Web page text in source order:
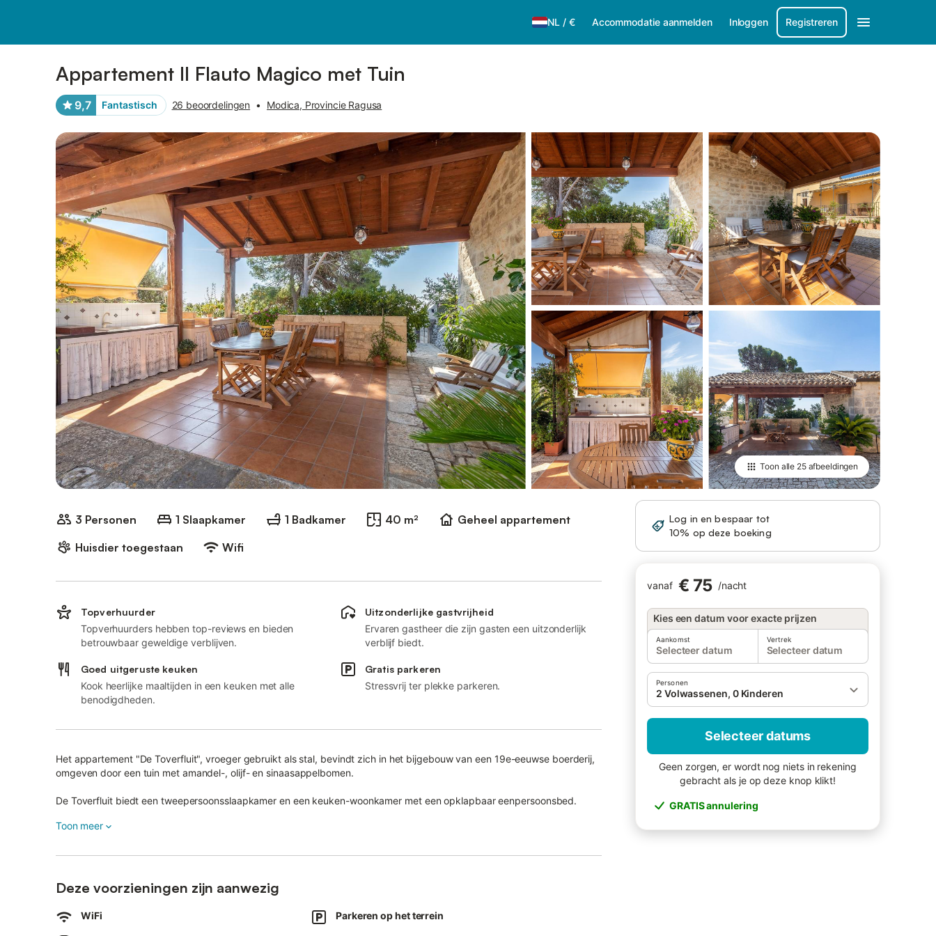
NL / € Accommodatie aanmelden Inloggen Registreren
Appartement Il Flauto Magico met Tuin
9,7 Fantastisch 26 beoordelingen • Modica, Provincie Ragusa
Toon alle 25 afbeeldingen
3 Personen 1 Slaapkamer 1 Badkamer 40 m²
Geheel appartement
Huisdier toegestaan
Wifi
Log in en bespaar tot
10% op deze boeking
vanaf € 75 /nacht
Kies een datum voor exacte prijzen
Aankomst
Selecteer datum
Vertrek
Selecteer datum
Personen
2 Volwassenen, 0 Kinderen
Selecteer datums
Geen zorgen, er wordt nog niets in rekening
gebracht als je op deze knop klikt!
GRATIS annulering
Topverhuurder
Topverhuurders hebben top-reviews en bieden
betrouwbaar geweldige verblijven.
Uitzonderlijke gastvrijheid
Ervaren gastheer die zijn gasten een uitzonderlijk
verblijf biedt.
Goed uitgeruste keuken
Kook heerlijke maaltijden in een keuken met alle
benodigdheden.
Gratis parkeren
Stressvrij ter plekke parkeren.
Het appartement "De Toverfluit", vroeger gebruikt als stal, bevindt zich in het bijgebouw van een 19e-eeuwse boerderij,
omgeven door een tuin met amandel-, olijf- en sinaasappelbomen.
De Toverfluit biedt een tweepersoonsslaapkamer en een keuken-woonkamer met een opklapbaar eenpersoonsbed.
Volledig uitgeruste keuken, tv, gratis WiFi en privéparkeergelegenheid op het terrein.
seizoen buiten kunt ontbijten, maar ook een maaltijd kunt bereiden als je de drukte van de stad wilt ontvluchten en de
Toon meer
Deze voorzieningen zijn aanwezig
WiFi Parkeren op het terrein